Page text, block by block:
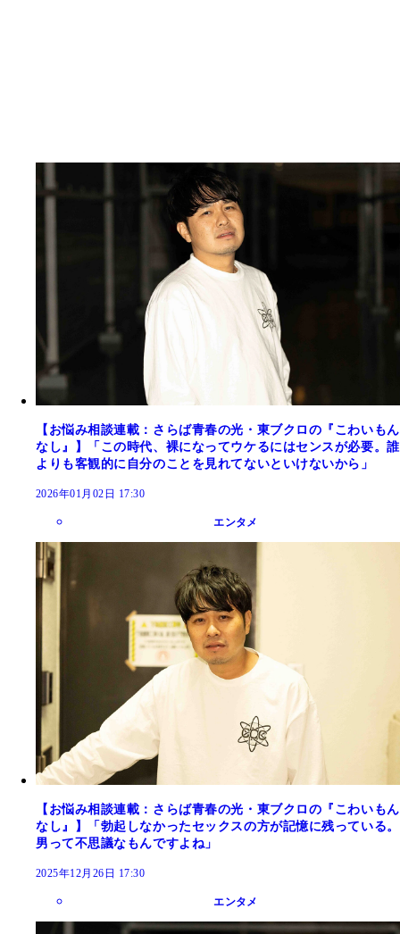
【お悩み相談連載：さらば青春の光・東ブクロの『こわいもん
なし』】「この時代、裸になってウケるにはセンスが必要。誰
よりも客観的に自分のことを見れてないといけないから」
2026年01月02日 17:30
エンタメ
【お悩み相談連載：さらば青春の光・東ブクロの『こわいもん
なし』】「勃起しなかったセックスの方が記憶に残っている。
男って不思議なもんですよね」
2025年12月26日 17:30
エンタメ